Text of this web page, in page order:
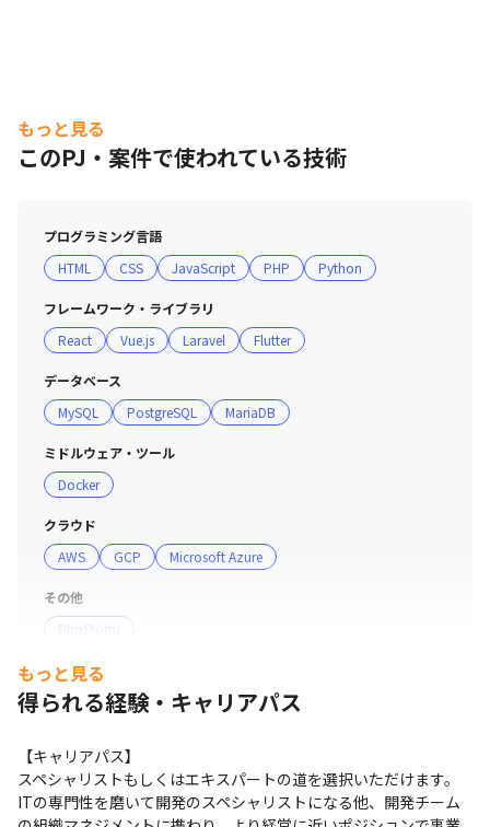
もっと見る
このPJ・案件で使われている技術
プログラミング言語
HTML
CSS JavaScript PHP Python
フレームワーク・ライブラリ
React
Vue.js Laravel Flutter
データベース
MySQL
PostgreSQL MariaDB
ミドルウェア・ツール
Docker
クラウド
AWS
GCP Microsoft Azure
その他
PhpStorm
もっと見る
得られる経験・キャリアパス
【キャリアパス】
スペシャリストもしくはエキスパートの道を選択いただけます。
ITの専門性を磨いて開発のスペシャリストになる他、開発チーム